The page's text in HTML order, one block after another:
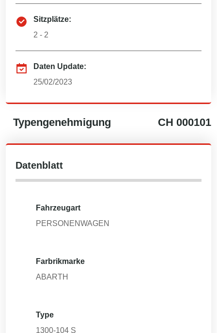
Sitzplätze:
2 - 2
Daten Update:
25/02/2023
Typengenehmigung CH 000101
Datenblatt
Fahrzeugart
PERSONENWAGEN
Farbrikmarke
ABARTH
Type
1300-104 S